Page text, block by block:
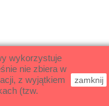
wykorzystuje
nie zbiera w
z wyjątkiem
(tzw.
zamknij